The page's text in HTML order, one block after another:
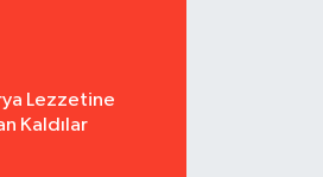
Lezzetine
Kaldılar